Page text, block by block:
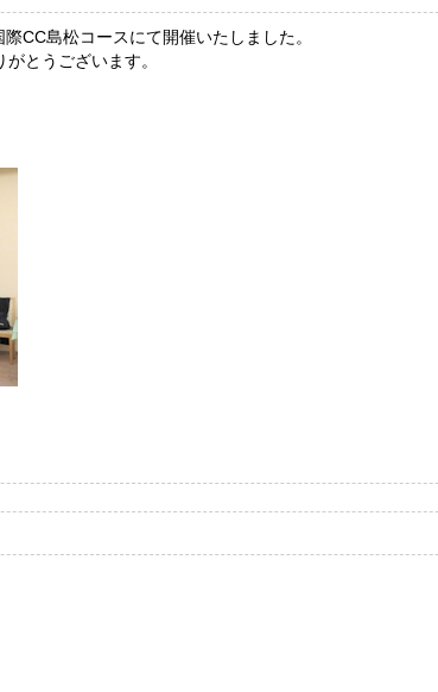
CC島松コースにて開催いたしました。
とうございます。